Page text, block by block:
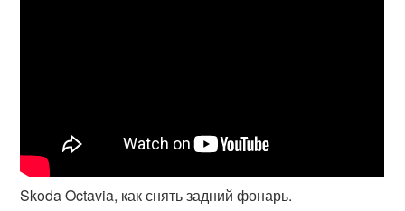
Skoda Octavia, как снять задний фонарь.